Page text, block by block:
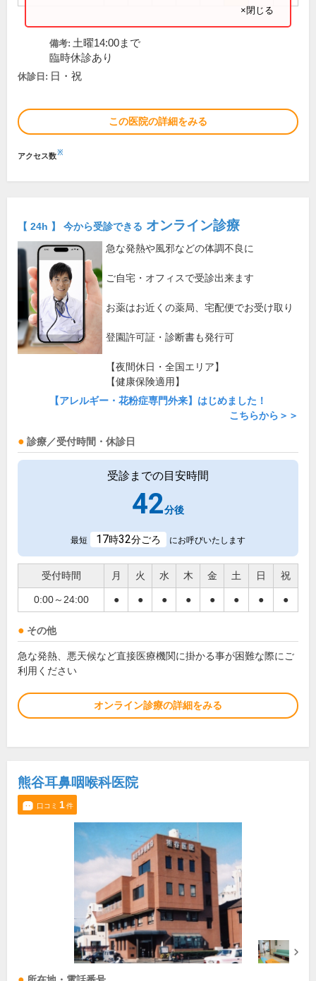
×閉じる
備考: 土曜14:00まで
臨時休診あり
休診日: 日・祝
この医院の詳細をみる
アクセス数※
【 24h 】 今から受診できる オンライン診療
急な発熱や風邪などの体調不良に
ご自宅・オフィスで受診出来ます
お薬はお近くの薬局、宅配便でお受け取り
登園許可証・診断書も発行可
【夜間休日・全国エリア】
【健康保険適用】
【アレルギー・花粉症専門外来】はじめました！
こちらから＞＞
診療／受付時間・休診日
受診までの目安時間
42分後
最短 17時32分ごろ にお呼びいたします
受付時間 月 火 水 木 金 土 日 祝
0:00～24:00 ● ● ● ● ● ● ● ●
その他
急な発熱、悪天候など直接医療機関に掛かる事が困難な際にご
利用ください
オンライン診療の詳細をみる
熊谷耳鼻咽喉科医院
口コミ 1件